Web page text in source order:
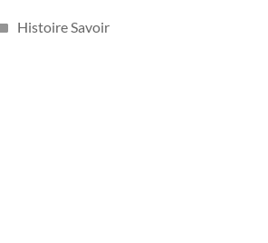
Catégories
Histoire Savoir